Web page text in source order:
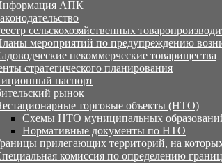
АПК
сельскохозяйственных
мероприятий по предупреждению
некоммерческие товарищества
стратегического планирования
паспорт
рынок
торговые объекты (НТО)
Схемы НТО муниципальных
Нормативные документы по НТО
прилегающих территорий, на
комиссия по определению